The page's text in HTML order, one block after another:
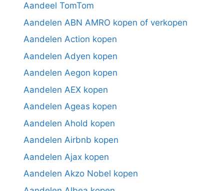
Aandeel TomTom
Aandelen ABN AMRO kopen of verkopen
Aandelen Action kopen
Aandelen Adyen kopen
Aandelen Aegon kopen
Aandelen AEX kopen
Aandelen Ageas kopen
Aandelen Ahold kopen
Aandelen Airbnb kopen
Aandelen Ajax kopen
Aandelen Akzo Nobel kopen